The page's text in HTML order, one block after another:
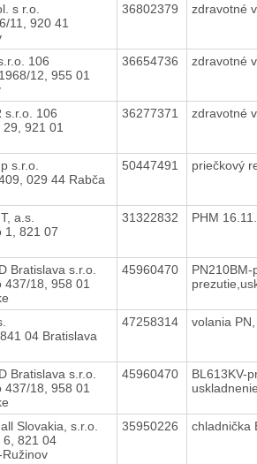
s r.o.
11, 920 41
36802379 zdravotné
106
12, 955 01
36654736 zdravotné
s.r.o. 106
921 01
36277371 zdravotné
s.r.o.
029 44 Rabča
50447491 priečkový
a.s.
1, 821 07
31322832 PHM
Bratislava s.r.o.
437/18, 958 01
45960470
PN210BM-
841 04 Bratislava
47258314 volania
Bratislava s.r.o.
437/18, 958 01
45960470
BL613KV-
Slovakia, s.r.o.
6, 821 04
35950226 chladnička